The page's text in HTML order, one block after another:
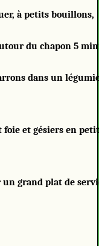
à petits bouillons,
du chapon 5
dans un
et gésiers en
un grand plat de